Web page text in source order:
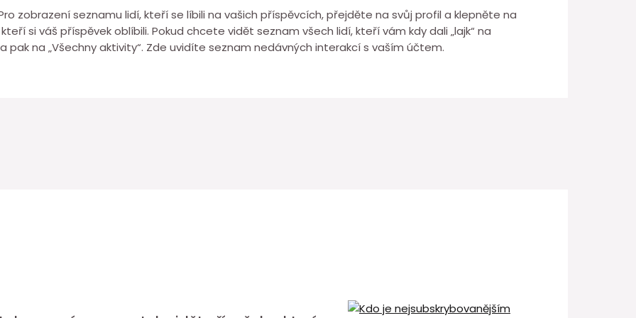
zobrazení seznamu lidí, kteří se líbili na vašich příspěvcích, přejděte na svůj profil a klepněte na
si váš příspěvek oblíbili. Pokud chcete vidět seznam všech lidí, kteří vám kdy dali „lajk“ na
na „Všechny aktivity“. Zde uvidíte seznam nedávných interakcí s vaším účtem.